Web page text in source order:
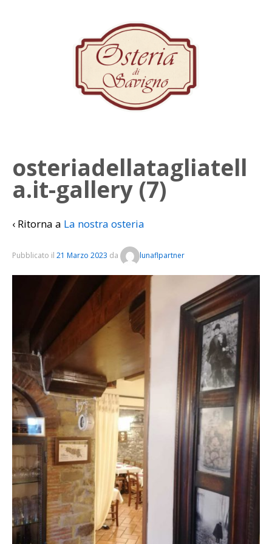
osteriadellatagliatell
a.it-gallery (7)
‹ Ritorna a La nostra osteria
Pubblicato il 21 Marzo 2023 da lunaflpartner